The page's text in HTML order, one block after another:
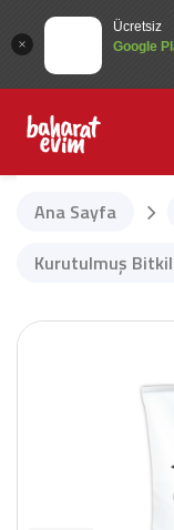
Ücretsiz
Google
Ana Sayfa
Kurutulmuş